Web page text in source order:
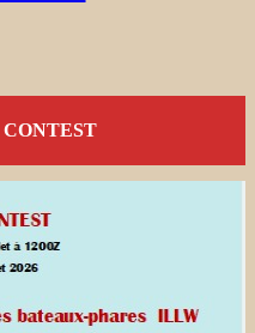
CONTEST